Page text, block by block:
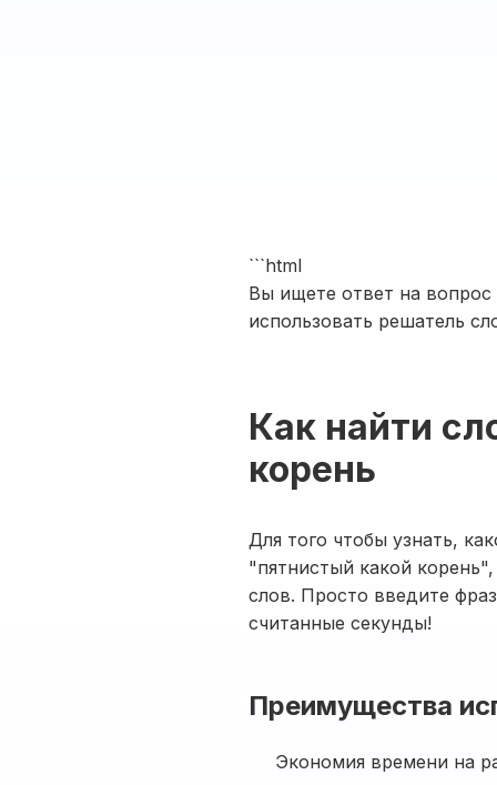
```html
Вы ищете ответ на вопрос
использовать решатель
Как найти
корень
Для того чтобы узнать,
"пятнистый какой
слов. Просто введите
считанные секунды!
Преимущества
Экономия времени на